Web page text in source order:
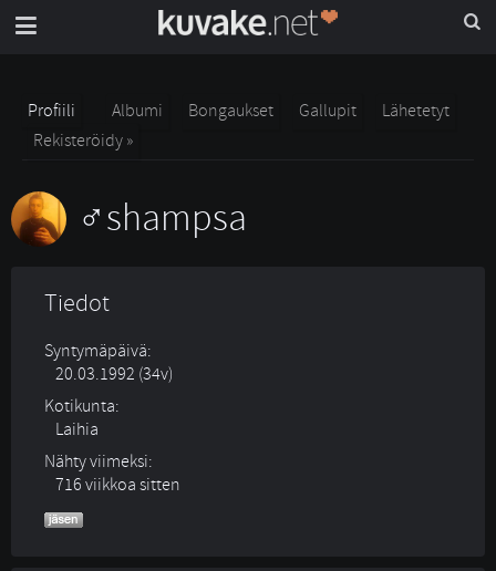
Profiili Albumi Bongaukset Gallupit
Lähetetyt
Rekisteröidy »
shampsa
Tiedot
Syntymäpäivä:
20.03.1992 (34v)
Kotikunta:
Laihia
Nähty viimeksi:
716 viikkoa sitten